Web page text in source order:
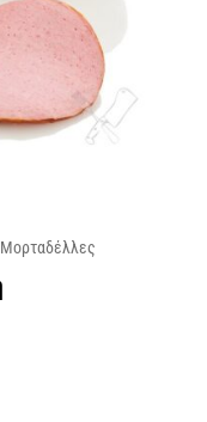
Μορταδέλλες